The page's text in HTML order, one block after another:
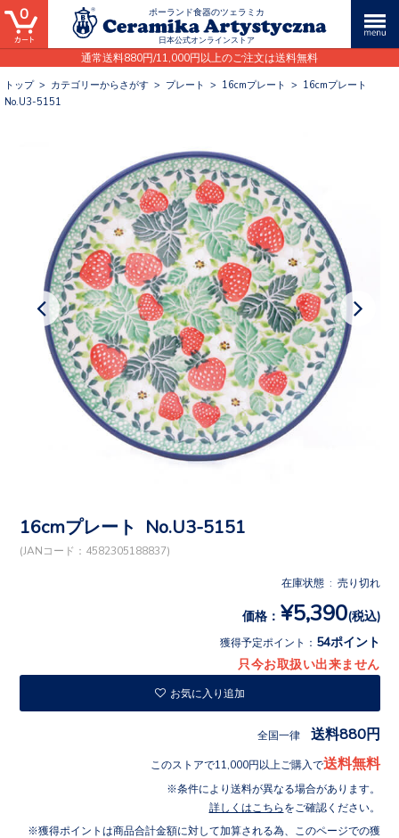
ポーランド食器のツェラミカ
日本公式オンラインストア
通常送料880円/11,000円以上のご注文は送料無料
0
トップ> カテゴリーからさがす > プレート > 16cmプレート > 16cmプレート
No.U3-5151
16cmプレート No.U3-5151
(JANコード：4582305188837)
在庫状態 : 売り切れ
価格： ¥5,390(税込)
獲得予定ポイント： 54ポイント
只今お取扱い出来ません
お気に入り追加
全国一律 送料880円
このストアで11,000円以上ご購入で送料無料
条件により送料が異なる場合があります。
詳しくはこちら をご確認ください。
獲得ポイントは商品合計金額に対して加算される為、このページでの獲